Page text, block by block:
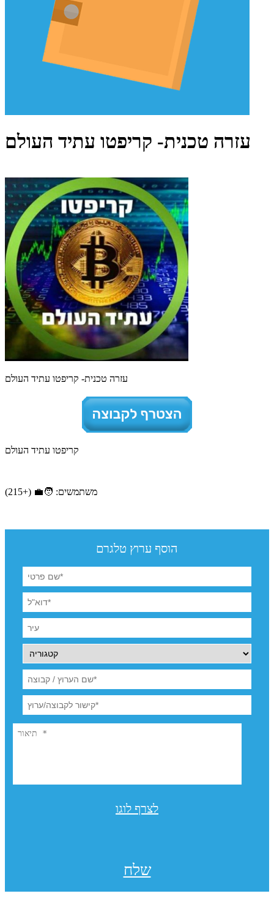
עזרה טכנית- קריפטו עתיד העולם
עזרה טכנית- קריפטו עתיד העולם
קריפטו עתיד העולם
משתמשים: 🧑‍💼 (+215)
הוסף ערוץ טלגרם
לצרף לוגו
שלח